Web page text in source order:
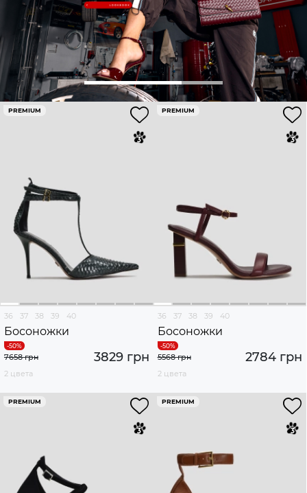
PREMIUM
36 37 38 39 40
Босоножки
3829 грн
7658 грн
2 цвета
PREMIUM
36 37 38 39 40
Босоножки
2784 грн
5568 грн
2 цвета
PREMIUM PREMIUM